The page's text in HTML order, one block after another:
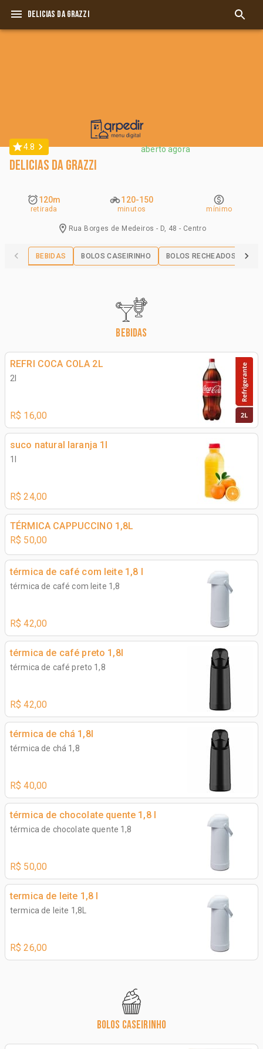
4.8
DELICIAS DA GRAZZI
aberto agora
120m
retirada
120-150
minutos mínimo
Rua Borges de Medeiros - D, 48 - Centro
BEBIDAS BOLOS CASEIRINHO BOLOS RECHEADOS
DELICIAS DA GRAZZI
BEBIDAS
REFRI COCA COLA 2L
2l
R$ 16,00
suco natural laranja 1l
1l
R$ 24,00
TÉRMICA CAPPUCCINO 1,8L
R$ 50,00
térmica de café com leite 1,8 l
térmica de café com leite 1,8
R$ 42,00
térmica de café preto 1,8l
térmica de café preto 1,8
R$ 42,00
térmica de chá 1,8l
térmica de chá 1,8
R$ 40,00
térmica de chocolate quente 1,8 l
térmica de chocolate quente 1,8
R$ 50,00
termica de leite 1,8 l
termica de leite 1,8L
R$ 26,00
BOLOS CASEIRINHO